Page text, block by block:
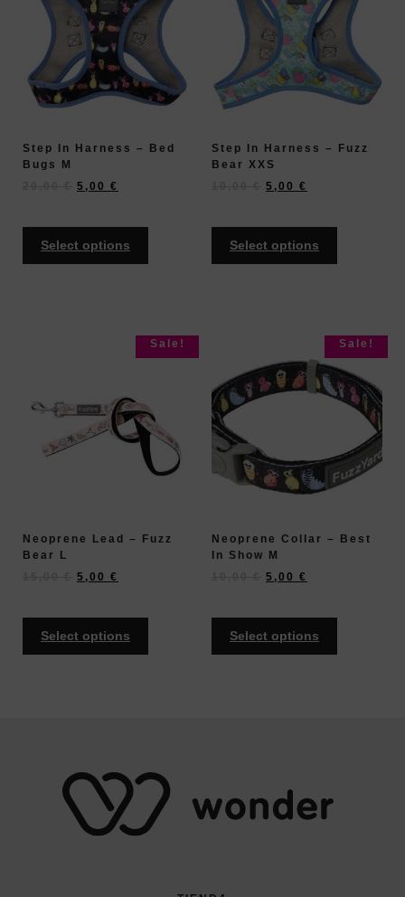
Step In Harness – Bed
Bugs M
5,00 €
Select options
Step In Harness – Fuzz
Bear XXS
5,00 €
Select options
Sale!
Neoprene Lead – Fuzz
Bear L
5,00 €
Select options
Sale!
Neoprene Collar – Best
In Show M
5,00 €
Select options